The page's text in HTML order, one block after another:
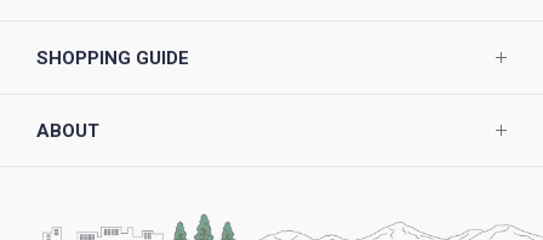
SHOPPING GUIDE
ABOUT